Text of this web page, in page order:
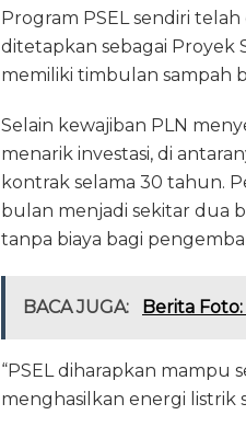
Program PSEL sendiri
ditetapkan sebagai Proyek
memiliki timbulan sampah
Selain kewajiban PLN
menarik investasi, di
kontrak selama 30 tahun.
bulan menjadi sekitar dua
tanpa biaya bagi
BACA JUGA: Berita
“PSEL diharapkan mampu
menghasilkan energi listrik